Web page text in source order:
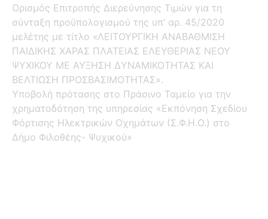
Oρισμός Επιτροπής Διερεύνησης Τιμών για τη
σύνταξη προϋπολογισμού της υπ’ αρ. 45/2020
μελέτης με τίτλο «ΛΕΙΤΟΥΡΓΙΚΗ ΑΝΑΒΑΘΜΙΣΗ
ΠΑΙΔΙΚΗΣ ΧΑΡΑΣ ΠΛΑΤΕΙΑΣ ΕΛΕΥΘΕΡΙΑΣ ΝΕΟΥ
ΨΥΧΙΚΟΥ ΜΕ ΑΥΞΗΣΗ ΔΥΝΑΜΙΚΟΤΗΤΑΣ ΚΑΙ
ΒΕΛΤΙΩΣΗ ΠΡΟΣΒΑΣΙΜΟΤΗΤΑΣ».
Υποβολή πρότασης στο Πράσινο Ταμείο για την
χρηματοδότηση της υπηρεσίας «Εκπόνηση Σχεδίου
Φόρτισης Ηλεκτρικών Οχημάτων (Σ.Φ.Η.Ο.) στο
Δήμο Φιλοθέης- Ψυχικού»